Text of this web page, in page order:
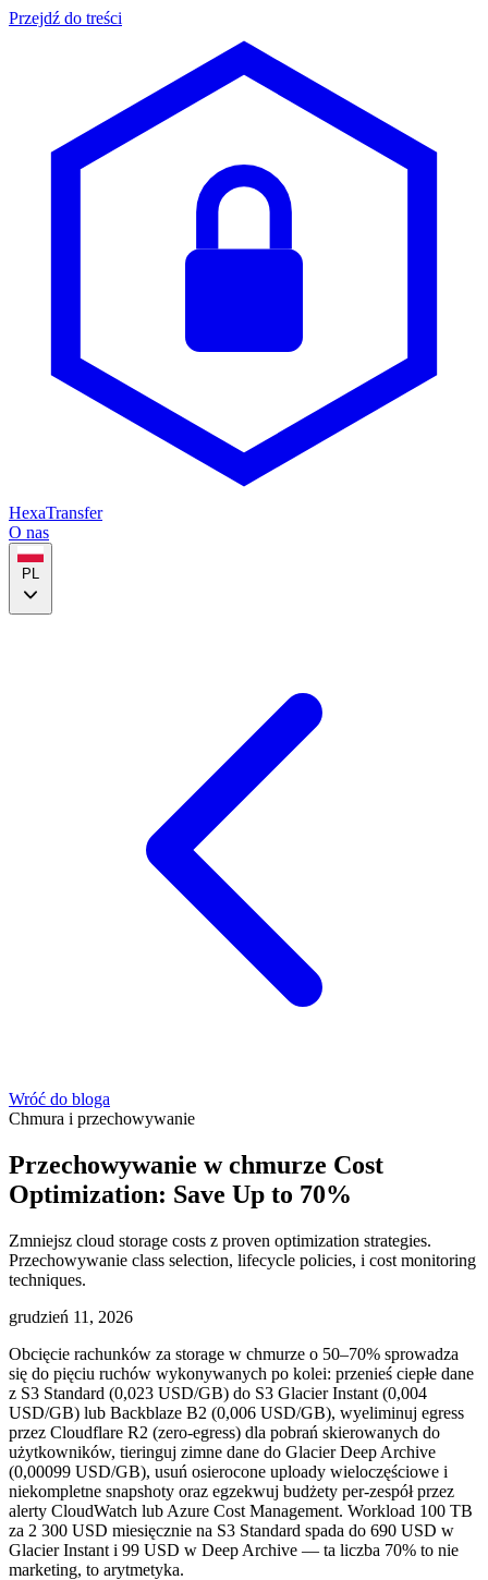
Przejdź do treści
HexaTransfer
O nas
PL
Wróć do bloga
Chmura i przechowywanie
Przechowywanie w chmurze Cost
Optimization: Save Up to 70%
Zmniejsz cloud storage costs z proven optimization strategies.
Przechowywanie class selection, lifecycle policies, i cost monitoring
techniques.
grudzień 11, 2026
Obcięcie rachunków za storage w chmurze o 50–70% sprowadza
się do pięciu ruchów wykonywanych po kolei: przenieś ciepłe dane
z S3 Standard (0,023 USD/GB) do S3 Glacier Instant (0,004
USD/GB) lub Backblaze B2 (0,006 USD/GB), wyeliminuj egress
przez Cloudflare R2 (zero-egress) dla pobrań skierowanych do
użytkowników, tieringuj zimne dane do Glacier Deep Archive
(0,00099 USD/GB), usuń osierocone uploady wieloczęściowe i
niekompletne snapshoty oraz egzekwuj budżety per-zespół przez
alerty CloudWatch lub Azure Cost Management. Workload 100 TB
za 2 300 USD miesięcznie na S3 Standard spada do 690 USD w
Glacier Instant i 99 USD w Deep Archive — ta liczba 70% to nie
marketing, to arytmetyka.